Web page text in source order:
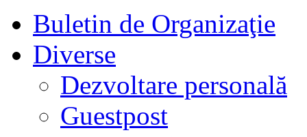
Buletin de Organizaţie
Diverse
Dezvoltare personală
Guestpost